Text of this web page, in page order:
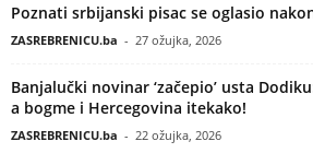
Poznati srbijanski pisac se oglasio
ZASREBRENICU.ba - 27 ožujka, 2026
Banjalučki novinar ‘začepio’ usta
a bogme i Hercegovina itekako!
ZASREBRENICU.ba - 22 ožujka, 2026